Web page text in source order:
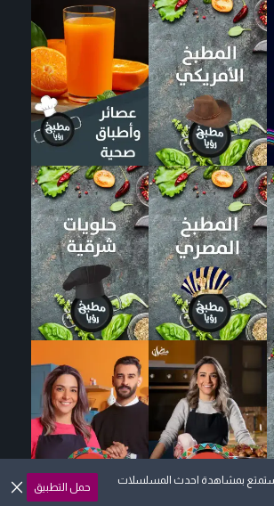
بمشاهدة احدث المسلسلات
حمل التطبيق